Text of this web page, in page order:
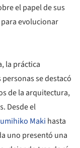
el papel de sus
evolucionar
la práctica
se destacó
de la arquitectura,
Desde el
Maki hasta
uno presentó una